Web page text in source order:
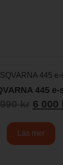
445
kr 6 000
Läs mer